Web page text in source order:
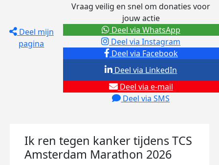
Deel mijn
pagina
Vraag veilig en snel om donaties voor
jouw actie
Deel via Facebook
Deel via Instagram
Deel via e-mail
Deel via SMS
Deel via LinkedIn
Deel via WhatsApp
Ik ren tegen kanker tijdens TCS
Amsterdam Marathon 2026